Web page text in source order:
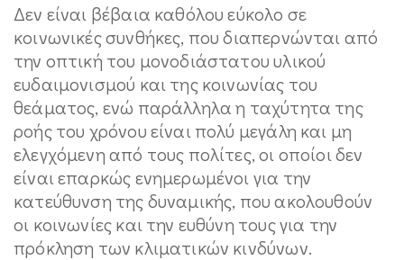
Δεν είναι βέβαια καθόλου εύκολο σε
κοινωνικές συνθήκες, που διαπερνώνται από
την οπτική του μονοδιάστατου υλικού
ευδαιμονισμού και της κοινωνίας του
θεάματος, ενώ παράλληλα η ταχύτητα της
ροής του χρόνου είναι πολύ μεγάλη και μη
ελεγχόμενη από τους πολίτες, οι οποίοι δεν
είναι επαρκώς ενημερωμένοι για την
κατεύθυνση της δυναμικής, που ακολουθούν
οι κοινωνίες και την ευθύνη τους για την
πρόκληση των κλιματικών κινδύνων.